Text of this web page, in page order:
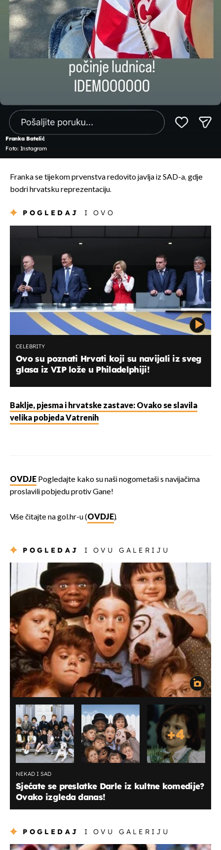
Franka Batelić
Foto: Instagram
Franka se tijekom prvenstva redovito javlja iz SAD-a, gdje
bodri hrvatsku reprezentaciju.
POGLEDAJ I OVO
CELEBRITY
Ovo su poznati Hrvati koji su navijali iz sveg
glasa iz VIP lože u Philadelphiji!
Baklje, pjesma i hrvatske zastave: Ovako se slavila
velika pobjeda Vatrenih
OVDJE Pogledajte kako su naši nogometaši s navijačima
proslavili pobjedu protiv Gane!
Više čitajte na gol.hr-u (OVDJE).
POGLEDAJ I OVU GALERIJU
+4
NEKAD I SAD
Sjećate se preslatke Darle iz kultne komedije?
Ovako izgleda danas!
POGLEDAJ I OVU GALERIJU